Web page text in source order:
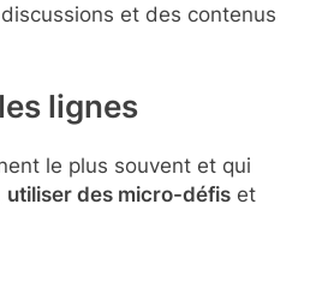
et des contenus
lignes
le plus souvent et qui
utiliser des micro-défis et